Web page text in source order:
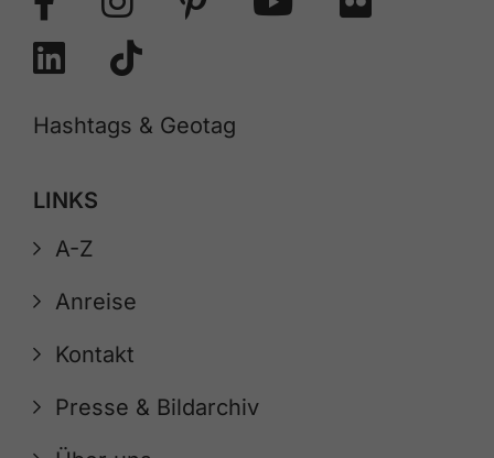
Hashtags & Geotag
LINKS
A-Z
Anreise
Kontakt
Presse & Bildarchiv